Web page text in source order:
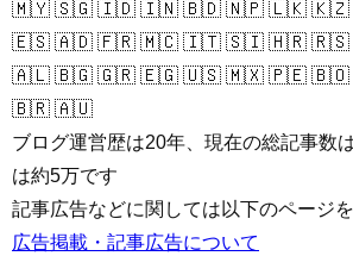
🇲🇾 🇸🇬 🇮🇩 🇮🇳 🇧🇩 🇳🇵 🇱🇰
🇪🇸 🇦🇩 🇫🇷 🇲🇨 🇮🇹 🇸🇮 🇭🇷
🇦🇱 🇧🇬 🇬🇷 🇪🇬 🇺🇸 🇲🇽 🇵🇪
🇧🇷 🇦🇺
ブログ運営歴は20年、現在の総記事数
は約5万です
記事広告などに関しては以下のページ
広告掲載・記事広告について